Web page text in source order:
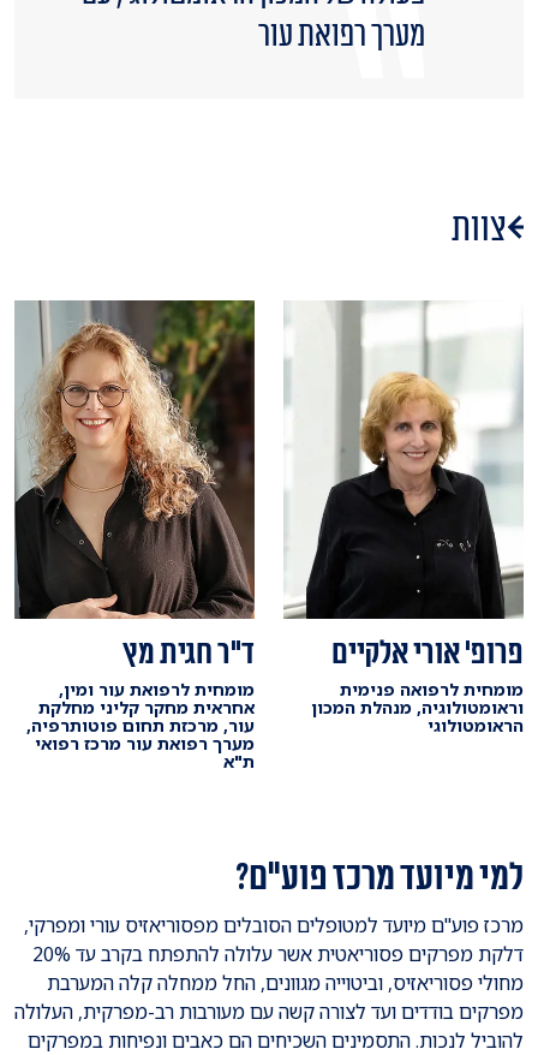
מערך רפואת עור
צוות
פרופ' אורי אלקיים
מומחית לרפואה פנימית
וראומטולוגיה, מנהלת המכון
הראומטולוגי
ד"ר חגית מץ
מומחית לרפואת עור ומין,
אחראית מחקר קליני מחלקת
עור, מרכזת תחום פוטותרפיה,
מערך רפואת עור מרכז רפואי
ת"א
למי מיועד מרכז פוע"ם?
מרכז פוע"ם מיועד למטופלים הסובלים מפסוריאזיס עורי ומפרקי,
דלקת מפרקים פסוריאטית אשר עלולה להתפתח בקרב עד 20%
מחולי פסוריאזיס, וביטוייה מגוונים, החל ממחלה קלה המערבת
מפרקים בודדים ועד לצורה קשה עם מעורבות רב-מפרקית, העלולה
להוביל לנכות. התסמינים השכיחים הם כאבים ונפיחות במפרקים